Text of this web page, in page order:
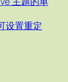
设置重定